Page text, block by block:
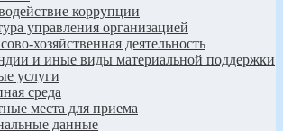
коррупции
управления организацией
хозяйственная деятельность
и иные виды материальной поддержки
услуги
среда
места для приема
данные